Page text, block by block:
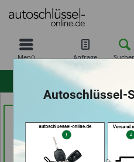
Menü Anfrage
Profi Dschurny (in
Händlerprofil
Autoschlüssel-